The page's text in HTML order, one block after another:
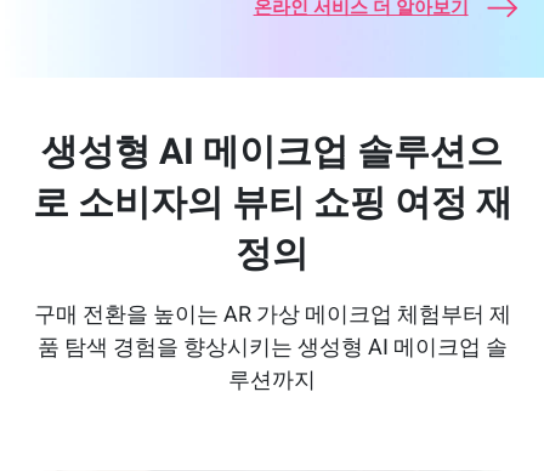
온라인 서비스 더 알아보기
생성형 AI 메이크업 솔루션으
로 소비자의 뷰티 쇼핑 여정 재
정의
구매 전환을 높이는 AR 가상 메이크업 체험부터 제
품 탐색 경험을 향상시키는 생성형 AI 메이크업 솔
루션까지